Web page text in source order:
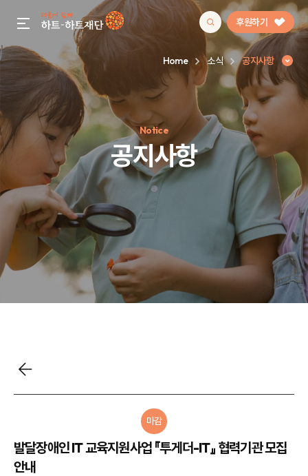
gnb menu open 후원하기
인기 키워드
#정기후원#하트플레이스#캠페인#팬덤후원
Home 소식 공지사항
Notice
공지사항
마감
발달장애인 IT 교육지원사업 『투게더-IT』 협력기관 모집
안내